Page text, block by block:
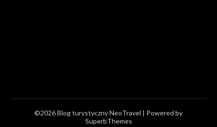
©2026 Blog turystyczny NeoTravel | Powered by
SuperbThemes